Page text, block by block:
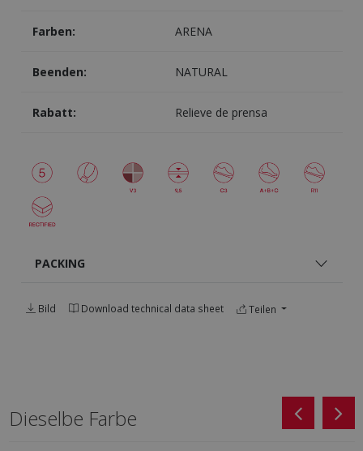
Farben: ARENA
Beenden: NATURAL
Rabatt: Relieve de prensa
PACKING
Bild Download technical data sheet Teilen
Dieselbe Farbe